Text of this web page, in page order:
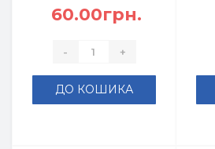
60.00грн.
- +
ДО КОШИКА